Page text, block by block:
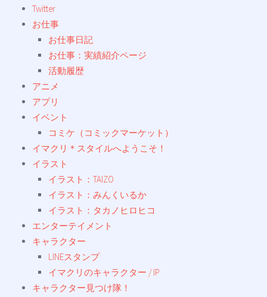
Twitter
お仕事
お仕事日記
お仕事：実績紹介ページ
活動履歴
アニメ
アプリ
イベント
コミケ（コミックマーケット）
イマクリ＊スタイルへようこそ！
イラスト
イラスト：TAIZO
イラスト：みんくいるか
イラスト：タカノヒロヒコ
エンターテイメント
キャラクター
LINEスタンプ
イマクリのキャラクター / IP
キャラクター見つけ隊！